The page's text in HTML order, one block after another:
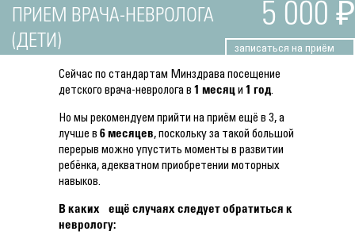
5 000 ₽
записаться на приём
ПРИЕМ ВРАЧА-НЕВРОЛОГА
(ДЕТИ)
Сейчас по стандартам Минздрава посещение
детского врача-невролога в 1 месяц и 1 год.
Но мы рекомендуем прийти на приём ещё в 3, а
лучше в 6 месяцев, поскольку за такой большой
перерыв можно упустить моменты в развитии
ребёнка, адекватном приобретении моторных
навыков.
В каких ещё случаях следует обратиться к
неврологу: